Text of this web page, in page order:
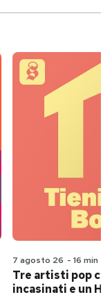
7 agosto 26 - 16 min
Tre artisti pop
incasinati e un